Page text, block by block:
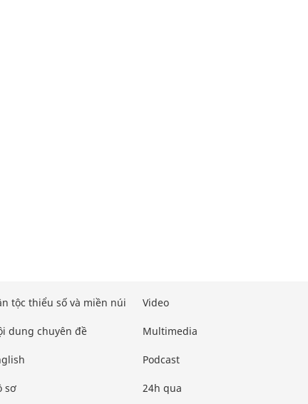
tộc thiểu số và miền núi
dung chuyên đề
sơ
Video
Multimedia
Podcast
24h qua